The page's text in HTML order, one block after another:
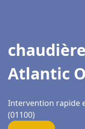
Atlantic
Intervention rapide
(01100)